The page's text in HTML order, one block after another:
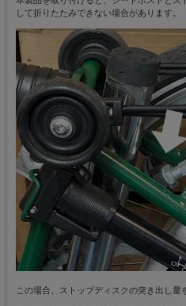
して折りたたみできない場合があります。
この場合、ストップディスクの突き出し量